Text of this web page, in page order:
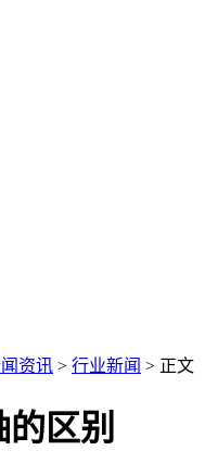
资讯 > 行业新闻 > 正文
区别